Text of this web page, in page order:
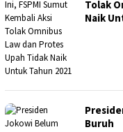
Tolak
Naik
Buruh